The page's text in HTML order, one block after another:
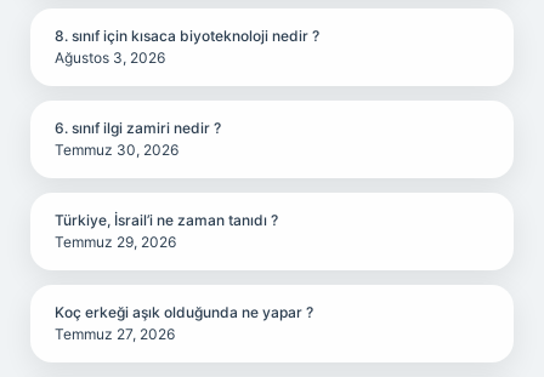
8. sınıf için kısaca biyoteknoloji nedir ?
Ağustos 3, 2026
6. sınıf ilgi zamiri nedir ?
Temmuz 30, 2026
Türkiye, İsrail’i ne zaman tanıdı ?
Temmuz 29, 2026
Koç erkeği aşık olduğunda ne yapar ?
Temmuz 27, 2026